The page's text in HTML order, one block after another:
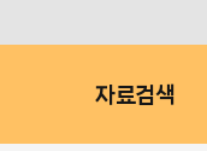
자료검색